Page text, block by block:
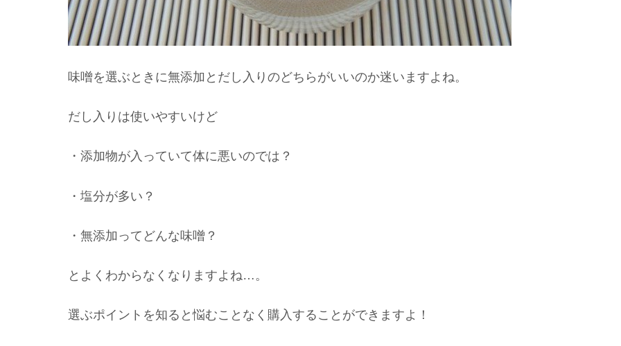
味噌を選ぶときに無添加とだし入りのどちらがいいのか迷いますよね。
だし入りは使いやすいけど
・添加物が入っていて体に悪いのでは？
・塩分が多い？
・無添加ってどんな味噌？
とよくわからなくなりますよね…。
選ぶポイントを知ると悩むことなく購入することができますよ！